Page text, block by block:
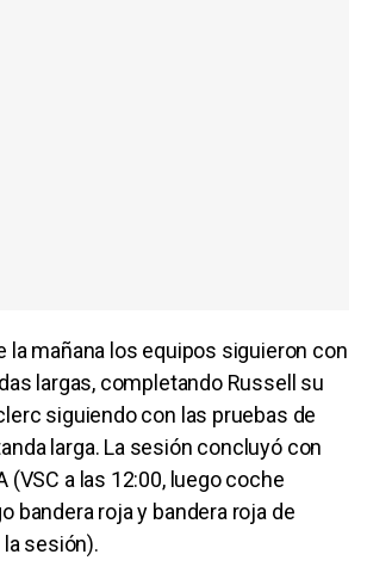
la mañana los equipos siguieron con
largas, completando Russell su
siguiendo con las pruebas de
larga. La sesión concluyó con
(VSC a las 12:00, luego coche
bandera roja y bandera roja de
sesión).